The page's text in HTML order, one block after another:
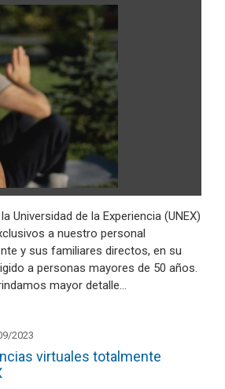
Universidad de la Experiencia (UNEX)
a nuestro personal
y sus familiares directos, en su
a personas mayores de 50 años.
mayor detalle…
2023
virtuales totalmente